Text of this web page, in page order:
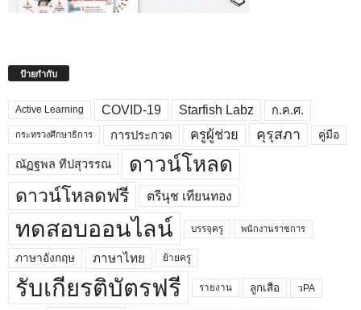
ป้ายกำกับ
Active Learning COVID-19 Starfish Labz ก.ค.ศ.
กระทรวงศึกษาธิการ การประกวด ครูผู้ช่วย คุรุสภา คู่มือ
ณัฏฐพล ทีปสุวรรณ ดาวน์โหลด
ดาวน์โหลดฟรี ตรีนุช เทียนทอง
ทดสอบออนไลน์ บรรจุครู พนักงานราชการ
ภาษาอังกฤษ ภาษาไทย ย้ายครู
รับเกียรติบัตรฟรี รายงาน ลูกเสือ วPA